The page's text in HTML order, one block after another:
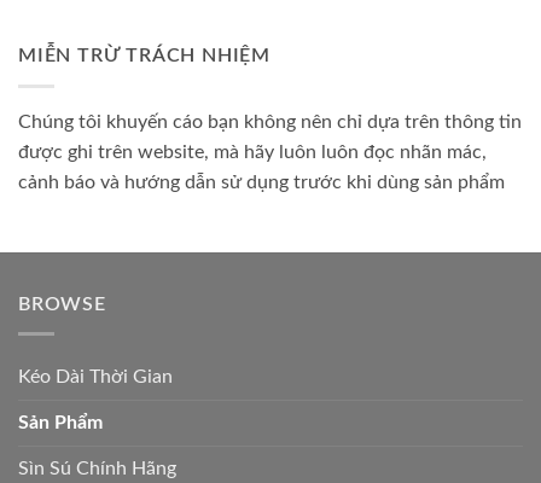
MIỄN TRỪ TRÁCH NHIỆM
Chúng tôi khuyến cáo bạn không nên chỉ dựa trên thông tin
được ghi trên website, mà hãy luôn luôn đọc nhãn mác,
cảnh báo và hướng dẫn sử dụng trước khi dùng sản phẩm
BROWSE
Kéo Dài Thời Gian
Sản Phẩm
Sìn Sú Chính Hãng